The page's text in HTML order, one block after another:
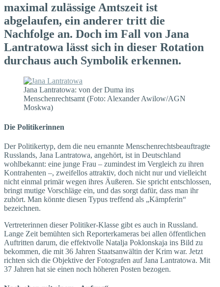
maximal zulässige Amtszeit ist
abgelaufen, ein anderer tritt die
Nachfolge an. Doch im Fall von Jana
Lantratowa lässt sich in dieser Rotation
durchaus auch Symbolik erkennen.
Jana Lantratowa: von der Duma ins
Menschenrechtsamt (Foto: Alexander Awilow/AGN
Moskwa)
Die Politikerinnen
Der Politikertyp, dem die neu ernannte Menschenrechtsbeauftragte
Russlands, Jana Lantratowa, angehört, ist in Deutschland
wohlbekannt: eine junge Frau – zumindest im Vergleich zu ihren
Kontrahenten –, zweifellos attraktiv, doch nicht nur und vielleicht
nicht einmal primär wegen ihres Äußeren. Sie spricht entschlossen,
bringt mutige Vorschläge ein, und das sorgt dafür, dass man ihr
zuhört. Man könnte diesen Typus treffend als „Kämpferin“
bezeichnen.
Vertreterinnen dieser Politiker-Klasse gibt es auch in Russland.
Lange Zeit bemühten sich Reporterkameras bei allen öffentlichen
Auftritten darum, die effektvolle Natalja Poklonskaja ins Bild zu
bekommen, die mit 36 Jahren Staatsanwältin der Krim war. Jetzt
richten sich die Objektive der Fotografen auf Jana Lantratowa. Mit
37 Jahren hat sie einen noch höheren Posten bezogen.